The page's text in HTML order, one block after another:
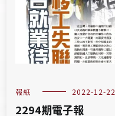
報紙 2022-12-22
2294期電子報